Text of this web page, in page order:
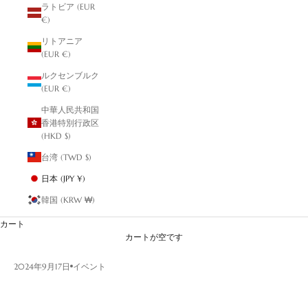
ラトビア (EUR
€)
リトアニア
(EUR €)
ルクセンブルク
(EUR €)
中華人民共和国
香港特別行政区
(HKD $)
台湾 (TWD $)
日本 (JPY ¥)
韓国 (KRW ₩)
カート
カートが空です
2024年9月17日 イベント